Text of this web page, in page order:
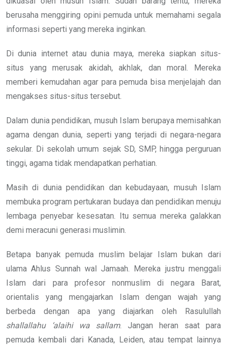
berusaha menggiring opini pemuda untuk memahami segala
informasi seperti yang mereka inginkan.
Di dunia internet atau dunia maya, mereka siapkan situs-
situs yang merusak akidah, akhlak, dan moral. Mereka
memberi kemudahan agar para pemuda bisa menjelajah dan
mengakses situs-situs tersebut.
Dalam dunia pendidikan, musuh Islam berupaya memisahkan
agama dengan dunia, seperti yang terjadi di negara-negara
sekular. Di sekolah umum sejak SD, SMP, hingga perguruan
tinggi, agama tidak mendapatkan perhatian.
Masih di dunia pendidikan dan kebudayaan, musuh Islam
membuka program pertukaran budaya dan pendidikan menuju
lembaga penyebar kesesatan. Itu semua mereka galakkan
demi meracuni generasi muslimin.
Betapa banyak pemuda muslim belajar Islam bukan dari
ulama Ahlus Sunnah wal Jamaah. Mereka justru menggali
Islam dari para profesor nonmuslim di negara Barat,
orientalis yang mengajarkan Islam dengan wajah yang
berbeda dengan apa yang diajarkan oleh Rasulullah
shallallahu ‘alaihi wa sallam. Jangan heran saat para
pemuda kembali dari Kanada, Leiden, atau tempat lainnya